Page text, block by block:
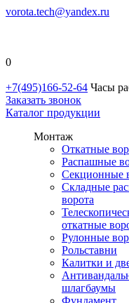
vorota.tech@yandex.ru
0
+7(495)166-52-64 Часы
Заказать звонок
Каталог продукции
Монтаж
Откатные
Распашные
Секционные
Складные
ворота
откатные
Рулонные
Рольставни
Калитки и
шлагбаумы
Фундамент